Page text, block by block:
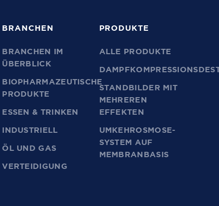
BRANCHEN
BRANCHEN IM
ÜBERBLICK
BIOPHARMAZEUTISCHE
PRODUKTE
ESSEN & TRINKEN
INDUSTRIELL
ÖL UND GAS
VERTEIDIGUNG
PRODUKTE
ALLE PRODUKTE
STANDBILDER MIT
MEHREREN
EFFEKTEN
UMKEHROSMOSE-
SYSTEM AUF
MEMBRANBASIS